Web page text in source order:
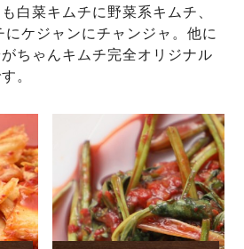
白菜キムチに野菜系キムチ、
ケジャンにチャンジャ。他に
ちゃんキムチ完全オリジナル
。